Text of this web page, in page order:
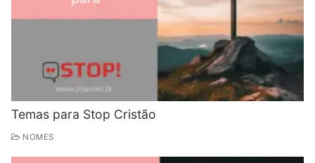
Temas para Stop Cristão
NOMES